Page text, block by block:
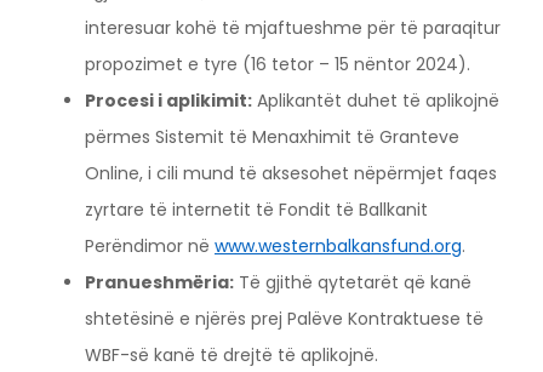
interesuar kohë të mjaftueshme për të paraqitur
propozimet e tyre (16 tetor – 15 nëntor 2024).
Procesi i aplikimit: Aplikantët duhet të aplikojnë
përmes Sistemit të Menaxhimit të Granteve
Online, i cili mund të aksesohet nëpërmjet faqes
zyrtare të internetit të Fondit të Ballkanit
Perëndimor në www.westernbalkansfund.org.
Pranueshmëria: Të gjithë qytetarët që kanë
shtetësinë e njërës prej Palëve Kontraktuese të
WBF-së kanë të drejtë të aplikojnë.